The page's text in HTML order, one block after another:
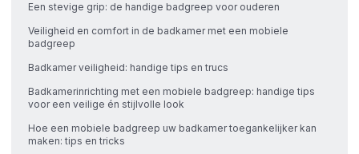
Een stevige grip: de handige badgreep voor ouderen
Veiligheid en comfort in de badkamer met een mobiele
badgreep
Badkamer veiligheid: handige tips en trucs
Badkamerinrichting met een mobiele badgreep: handige tips
voor een veilige én stijlvolle look
Hoe een mobiele badgreep uw badkamer toegankelijker kan
maken: tips en tricks